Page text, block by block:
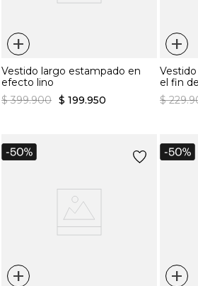
+
Vestido largo estampado en
efecto lino
$ 399.900 $ 199.950
+
el fin
$ 229.
+ +